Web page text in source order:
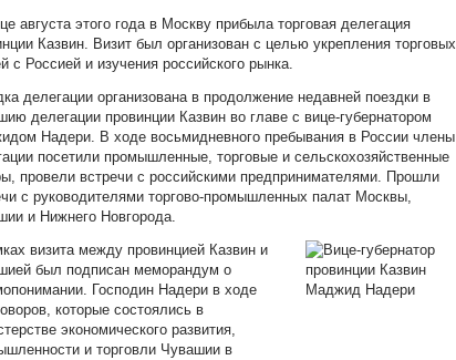
августа этого года в Москву прибыла торговая делегация
Казвин. Визит был организован с целью укрепления торговых
с Россией и изучения российского рынка.
делегации организована в продолжение недавней поездки в
делегации провинции Казвин во главе с вице-губернатором
Надери. В ходе восьмидневного пребывания в России члены
посетили промышленные, торговые и сельскохозяйственные
провели встречи с российскими предпринимателями. Прошли
с руководителями торгово-промышленных палат Москвы,
и Нижнего Новгорода.
визита между провинцией Казвин и
был подписан меморандум о
Господин Надери в ходе
которые состоялись в
экономического развития,
и торговли Чувашии в